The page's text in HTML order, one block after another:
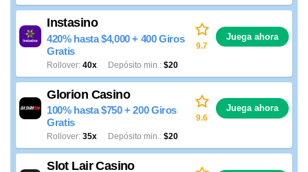
Instasino
420% hasta $4,000 + 400 Giros
Gratis
40x
Rollover $20
Depósito min.
9.7
Juega ahora
Glorion Casino
100% hasta $750 + 200 Giros
Gratis
35x
Rollover $20
Depósito min.
9.6
Juega ahora
Slot Lair Casino